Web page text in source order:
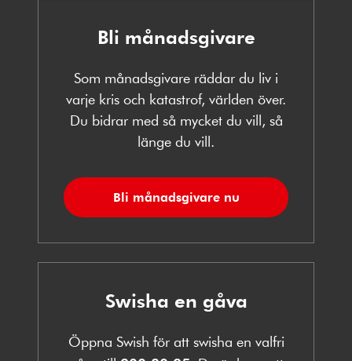
Bli månadsgivare
Som månadsgivare räddar du liv i
varje kris och katastrof, världen över.
Du bidrar med så mycket du vill, så
länge du vill.
Bli månadsgivare nu
Swisha en gåva
Öppna Swish för att swisha en valfri